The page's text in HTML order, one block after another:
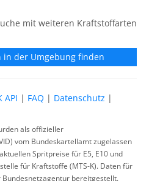
mit weiteren Kraftstoffarten
in der Umgebung finden
API | FAQ | Datenschutz |
als offizieller
vom Bundeskartellamt zugelassen
Spritpreise für E5, E10 und
für Kraftstoffe (MTS-K). Daten für
bereitgestellt.